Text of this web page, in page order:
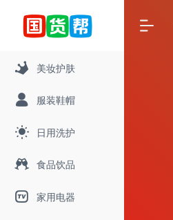
美妆护肤
服装鞋帽
日用洗护
食品饮品
家用电器